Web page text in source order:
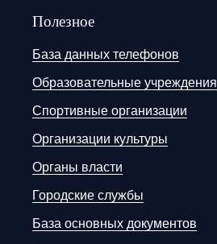
Полезное
База данных телефонов
Образовательные учреждения
Спортивные организации
Организации культуры
Органы власти
Городские службы
База основных документов